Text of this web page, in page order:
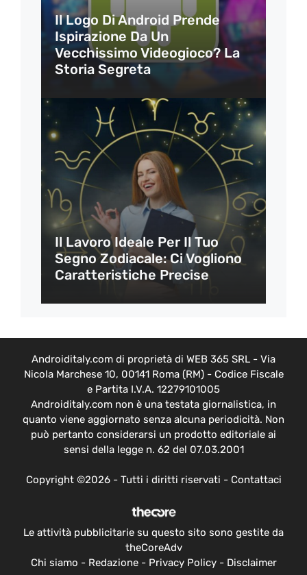
Il Logo Di Android Prende
Ispirazione Da Un
Vecchissimo Videogioco? La
Storia Segreta
Il Lavoro Ideale Per Il Tuo
Segno Zodiacale: Ci Vogliono
Caratteristiche Precise
Androiditaly.com di proprietà di WEB 365 SRL - Via
Nicola Marchese 10, 00141 Roma (RM) - Codice Fiscale
e Partita I.V.A. 12279101005
Androiditaly.com non è una testata giornalistica, in
quanto viene aggiornato senza alcuna periodicità. Non
può pertanto considerarsi un prodotto editoriale ai
sensi della legge n. 62 del 07.03.2001
Copyright ©2026 - Tutti i diritti riservati - Contattaci
Le attività pubblicitarie su questo sito sono gestite da
theCoreAdv
Chi siamo - Redazione- Privacy Policy- Disclaimer